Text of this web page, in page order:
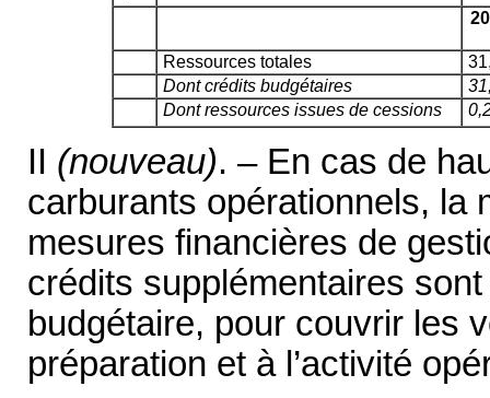
Ressources totales
Dont crédits budgétaires
Dont ressources issues de cessions
II (nouveau). – En cas de
carburants opérationnels, la
mesures financières de
crédits supplémentaires
budgétaire, pour couvrir les
préparation et à l’activité